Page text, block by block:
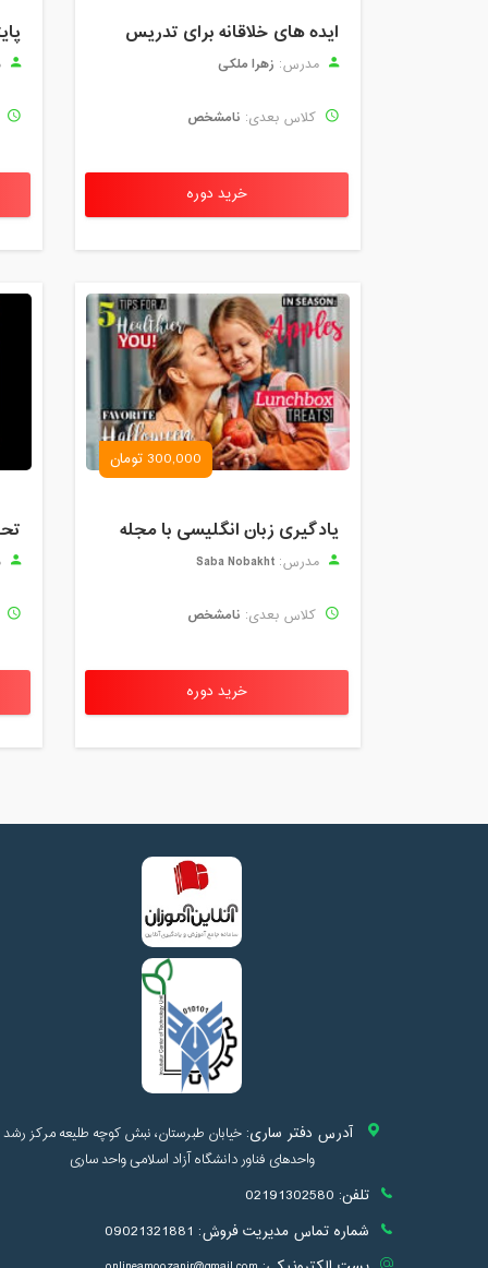
ایده های خلاقانه برای تدریس
مدرس: زهرا ملکی
کلاس بعدی: نامشخص
خرید دوره
300,000 تومان
یادگیری زبان انگلیسی با مجله
مدرس: Saba Nobakht
کلاس بعدی: نامشخص
خرید دوره
آدرس دفتر ساری: خیابان طبرستان، نبش کوچه طلیعه مرکز رشد
واحدهای فناور دانشگاه آزاد اسلامی واحد ساری
تلفن: 02191302580
شماره تماس مدیریت فروش: 09021321881